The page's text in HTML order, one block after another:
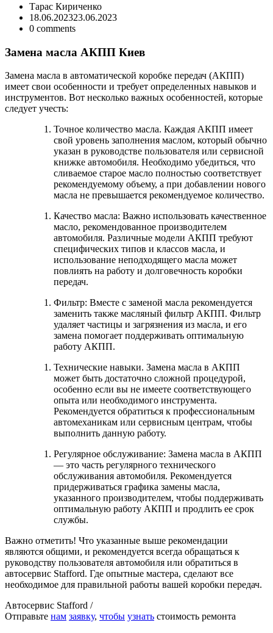
Тарас Кириченко
18.06.202323.06.2023
0 comments
Замена масла АКПП Киев
Замена масла в автоматической коробке передач (АКПП)
имеет свои особенности и требует определенных навыков и
инструментов. Вот несколько важных особенностей, которые
следует учесть:
Точное количество масла. Каждая АКПП имеет
свой уровень заполнения маслом, который обычно
указан в руководстве пользователя или сервисной
книжке автомобиля. Необходимо убедиться, что
сливаемое старое масло полностью соответствует
рекомендуемому объему, а при добавлении нового
масла не превышается рекомендуемое количество.
Качество масла: Важно использовать качественное
масло, рекомендованное производителем
автомобиля. Различные модели АКПП требуют
специфических типов и классов масла, и
использование неподходящего масла может
повлиять на работу и долговечность коробки
передач.
Фильтр: Вместе с заменой масла рекомендуется
заменить также масляный фильтр АКПП. Фильтр
удаляет частицы и загрязнения из масла, и его
замена помогает поддерживать оптимальную
работу АКПП.
Технические навыки. Замена масла в АКПП
может быть достаточно сложной процедурой,
особенно если вы не имеете соответствующего
опыта или необходимого инструмента.
Рекомендуется обратиться к профессиональным
автомеханикам или сервисным центрам, чтобы
выполнить данную работу.
Регулярное обслуживание: Замена масла в АКПП
— это часть регулярного технического
обслуживания автомобиля. Рекомендуется
придерживаться графика замены масла,
указанного производителем, чтобы поддерживать
оптимальную работу АКПП и продлить ее срок
службы.
Важно отметить! Что указанные выше рекомендации
являются общими, и рекомендуется всегда обращаться к
руководству пользователя автомобиля или обратиться в
автосервис Stafford. Где опытные мастера, сделают все
необходимое для правильной работы вашей коробки передач.
Автосервис Stafford /
Отправьте нам заявку, чтобы узнать стоимость ремонта